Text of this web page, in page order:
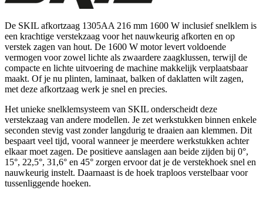
De SKIL afkortzaag 1305AA 216 mm 1600 W inclusief snelklem is
een krachtige verstekzaag voor het nauwkeurig afkorten en op
verstek zagen van hout. De 1600 W motor levert voldoende
vermogen voor zowel lichte als zwaardere zaagklussen, terwijl de
compacte en lichte uitvoering de machine makkelijk verplaatsbaar
maakt. Of je nu plinten, laminaat, balken of daklatten wilt zagen,
met deze afkortzaag werk je snel en precies.
Het unieke snelklemsysteem van SKIL onderscheidt deze
verstekzaag van andere modellen. Je zet werkstukken binnen enkele
seconden stevig vast zonder langdurig te draaien aan klemmen. Dit
bespaart veel tijd, vooral wanneer je meerdere werkstukken achter
elkaar moet zagen. De positieve aanslagen aan beide zijden bij 0°,
15°, 22,5°, 31,6° en 45° zorgen ervoor dat je de verstekhoek snel en
nauwkeurig instelt. Daarnaast is de hoek traploos verstelbaar voor
tussenliggende hoeken.